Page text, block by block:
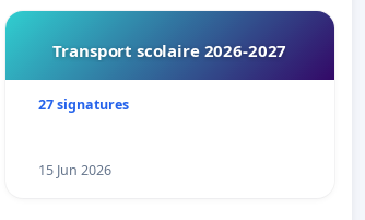
Transport scolaire 2026-2027
27 signatures
15 Jun 2026